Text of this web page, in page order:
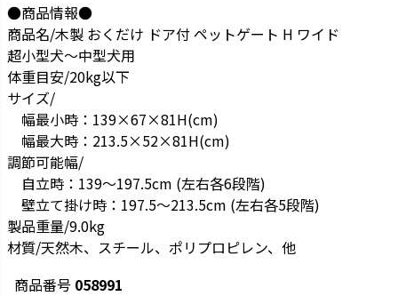
●商品情報●
商品名/木製 おくだけ ドア付 ペットゲート H ワイド
超小型犬～中型犬用
体重目安/20kg以下
サイズ/
幅最小時：139×67×81H(cm)
幅最大時：213.5×52×81H(cm)
調節可能幅/
自立時：139～197.5cm (左右各6段階)
壁立て掛け時：197.5～213.5cm (左右各5段階)
製品重量/9.0kg
材質/天然木、スチール、ポリプロピレン、他
商品番号 058991